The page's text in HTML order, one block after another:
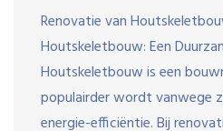
Renovatie van
Houtskeletbouw: Een
Houtskeletbouw is een
populairder wordt vanwege
energie-efficiëntie. Bij